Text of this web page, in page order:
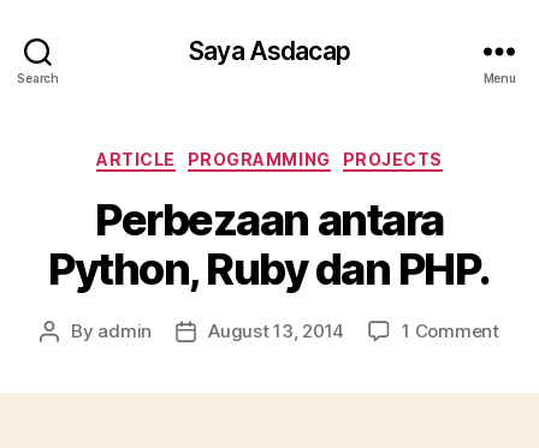
Search
Saya Asdacap
Menu
Categories
ARTICLE PROGRAMMING PROJECTS
Perbezaan antara
Python, Ruby dan PHP.
Post
By admin
PostAugust 13, 2014 1 Commenton